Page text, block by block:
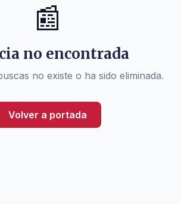
📰
no encontrada
no existe o ha sido eliminada.
Volver a portada